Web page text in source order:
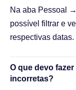
Na aba Pessoal
possível filtrar e
respectivas datas.
O que devo
incorretas?